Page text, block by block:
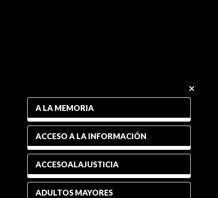
A LA MEMORIA
ACCESO A LA INFORMACIÓN
ACCESOALAJUSTICIA
ADULTOS MAYORES